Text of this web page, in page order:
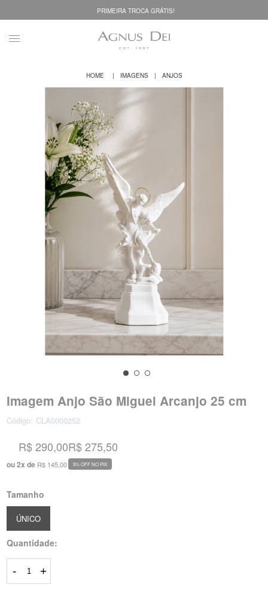
PRIMEIRA TROCA GRÁTIS!
IMAGENS ANJOS
Imagem Anjo São Miguel Arcanjo 25 cm
Código: CLA0000252
R$ 290,00
ou2x de R$ 145,00
R$ 275,50
5% OFF NO PIX
Tamanho
ÚNICO
Quantidade:
- +